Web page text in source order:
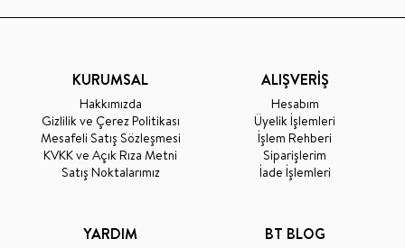
KURUMSAL
Hakkımızda
Gizlilik ve Çerez Politikası
Mesafeli Satış Sözleşmesi
KVKK ve Açık Rıza Metni
Satış Noktalarımız
ALIŞVERİŞ
Hesabım
Üyelik İşlemleri
İşlem Rehberi
Siparişlerim
İade İşlemleri
YARDIM BT BLOG